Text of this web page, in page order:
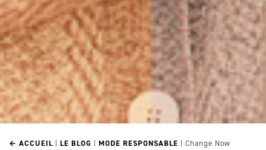
← ACCUEIL | LE BLOG | MODE RESPONSABLE | Change Now